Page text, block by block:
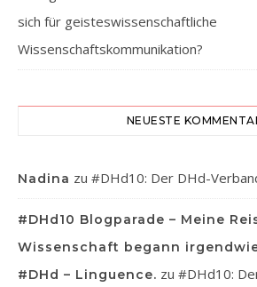
sich für geisteswissenschaftliche
Wissenschaftskommunikation?
NEUESTE
Nadina zu #DHd10: Der DHd-
#DHd10 Blogparade – Meine
Wissenschaft begann
#DHd – Linguence. zu #DHd10: